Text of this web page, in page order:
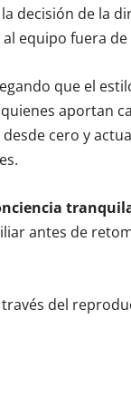
decisión de la
equipo fuera de
que el
aportan
cero y
antes de
del